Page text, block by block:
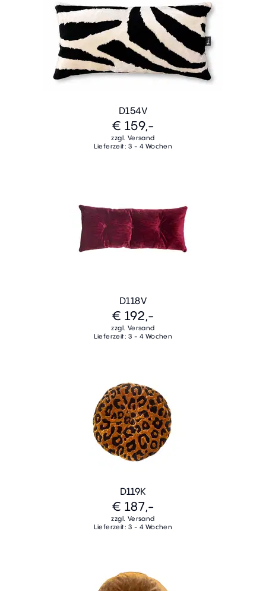
D154V
€ 159,-
zzgl. Versand
Lieferzeit: 3 - 4 Wochen
D118V
€ 192,-
zzgl. Versand
Lieferzeit: 3 - 4 Wochen
D119K
€ 187,-
zzgl. Versand
Lieferzeit: 3 - 4 Wochen